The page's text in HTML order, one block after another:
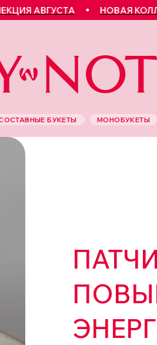
АВГУСТА НОВАЯ
МОНОБУКЕТЫ
БУКЕТЫ